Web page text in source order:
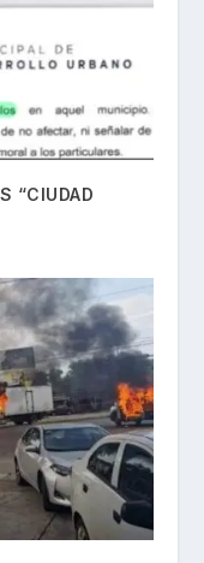
“CIUDAD